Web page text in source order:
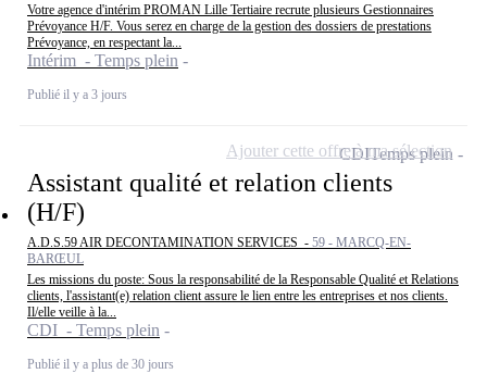
Votre agence d'intérim PROMAN Lille Tertiaire recrute plusieurs Gestionnaires
Prévoyance H/F. Vous serez en charge de la gestion des dossiers de prestations
Prévoyance, en respectant la...
Intérim - Temps plein
Publié il y a 3 jours
Assistant qualité et relation clients
(H/F)
A.D.S.59 AIR DECONTAMINATION SERVICES - 59 - MARCQ-EN-
BARŒUL
Les missions du poste: Sous la responsabilité de la Responsable Qualité et Relations
clients, l'assistant(e) relation client assure le lien entre les entreprises et nos clients.
Il/elle veille à la...
CDI - Temps plein
Publié il y a plus de 30 jours
CDITemps plein
Ajouter cette offre à ma sélection